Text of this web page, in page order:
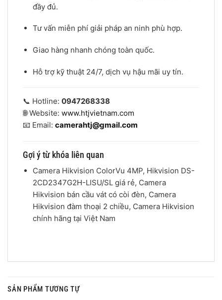
đầy đủ.
Tư vấn miễn phí giải pháp an ninh phù hợp.
Giao hàng nhanh chóng toàn quốc.
Hỗ trợ kỹ thuật 24/7, dịch vụ hậu mãi uy tín.
📞 Hotline: 0947268338
🌐 Website: www.htjvietnam.com
📧 Email: camerahtj@gmail.com
Gợi ý từ khóa liên quan
Camera Hikvision ColorVu 4MP, Hikvision DS-
2CD2347G2H-LISU/SL giá rẻ, Camera
Hikvision bán cầu vát có còi đèn, Camera
Hikvision đàm thoại 2 chiều, Camera Hikvision
chính hãng tại Việt Nam
SẢN PHẨM TƯƠNG TỰ